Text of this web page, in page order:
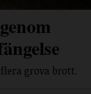
grova brott.